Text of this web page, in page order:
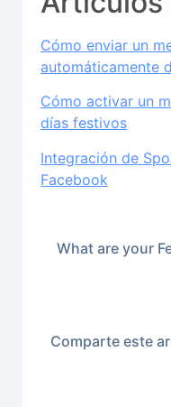
Cómo enviar un
automáticamente
Cómo activar un
días festivos
Integración de
Facebook
What are your
Comparte este